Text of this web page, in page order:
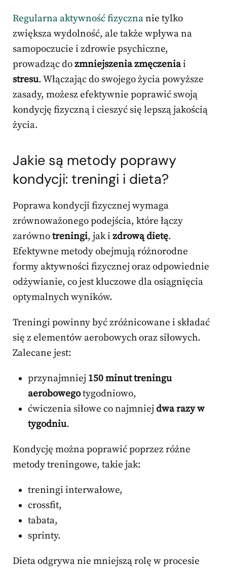
Regularna aktywność fizycznanie tylko
zwiększa wydolność, ale także wpływa na
samopoczucie i zdrowie psychiczne,
prowadząc dozmniejszenia zmęczeniai
stresu. Włączając do swojego życia powyższe
zasady, możesz efektywnie poprawić swoją
kondycję fizyczną i cieszyć się lepszą jakością
życia.
Jakie są metody poprawy
kondycji: treningi i dieta?
Poprawa kondycji fizycznej wymaga
zrównoważonego podejścia, które łączy
zarównotreningi, jak i zdrową dietę.
Efektywne metody obejmują różnorodne
formy aktywności fizycznej oraz odpowiednie
odżywianie, co jest kluczowe dla osiągnięcia
optymalnych wyników.
Treningi powinny być zróżnicowane i składać
się z elementów aerobowych oraz siłowych.
Zalecane jest:
przynajmniej 150 minut treningu
aerobowegotygodniowo,
ćwiczenia siłowe co najmniejdwa razy w
tygodniu.
Kondycję można poprawić poprzez różne
metody treningowe, takie jak:
treningi interwałowe,
crossfit,
tabata,
sprinty.
Dieta odgrywa nie mniejszą rolę w procesie